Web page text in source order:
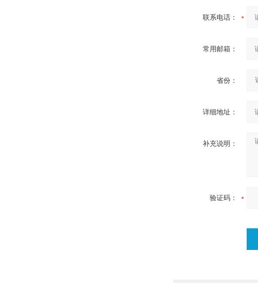
联系电话：
常用邮箱：
省份：
详细地址：
补充说明：
验证码：